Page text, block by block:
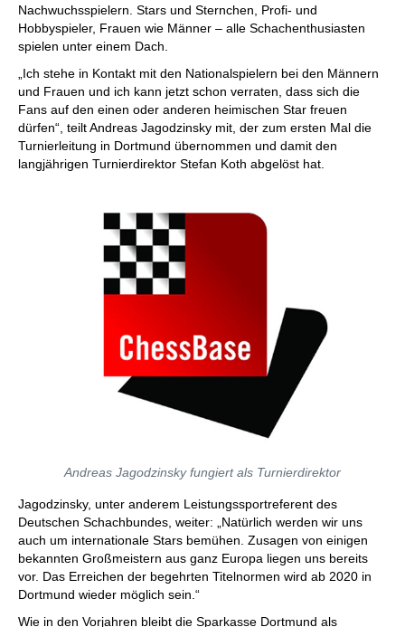
Nachwuchsspielern. Stars und Sternchen, Profi- und
Hobbyspieler, Frauen wie Männer – alle Schachenthusiasten
spielen unter einem Dach.
„Ich stehe in Kontakt mit den Nationalspielern bei den Männern
und Frauen und ich kann jetzt schon verraten, dass sich die
Fans auf den einen oder anderen heimischen Star freuen
dürfen“, teilt Andreas Jagodzinsky mit, der zum ersten Mal die
Turnierleitung in Dortmund übernommen und damit den
langjährigen Turnierdirektor Stefan Koth abgelöst hat.
Andreas Jagodzinsky fungiert als Turnierdirektor
Jagodzinsky, unter anderem Leistungssportreferent des
Deutschen Schachbundes, weiter: „Natürlich werden wir uns
auch um internationale Stars bemühen. Zusagen von einigen
bekannten Großmeistern aus ganz Europa liegen uns bereits
vor. Das Erreichen der begehrten Titelnormen wird ab 2020 in
Dortmund wieder möglich sein.“
Wie in den Vorjahren bleibt die Sparkasse Dortmund als